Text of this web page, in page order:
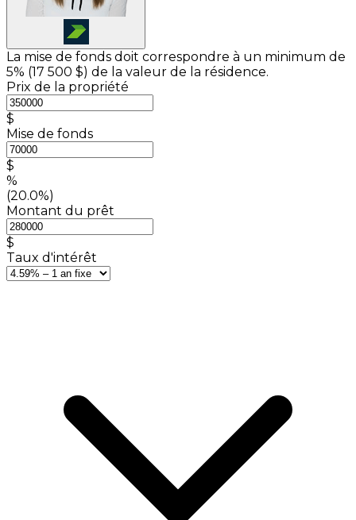
La mise de fonds doit correspondre à un minimum de
5% (17 500 $) de la valeur de la résidence.
Prix de la propriété
$
Mise de fonds
$
%
(20.0%)
Montant du prêt
$
Taux d'intérêt